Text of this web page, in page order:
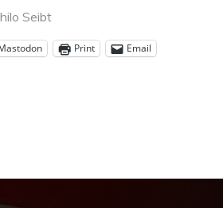
Seibt
Print Email